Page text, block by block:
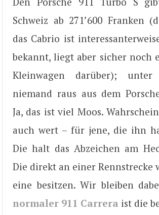
Schweiz ab 271’600 Franken
das Cabrio ist
bekannt, liegt aber sicher noch
Kleinwagen darüber);
niemand raus aus dem
Ja, das ist viel Moos.
auch wert – für jene, die ihn
Die halt das Abzeichen am
Die direkt an einer Rennstrecke
eine besitzen. Wir bleiben
normaler 911 Carrera ist die